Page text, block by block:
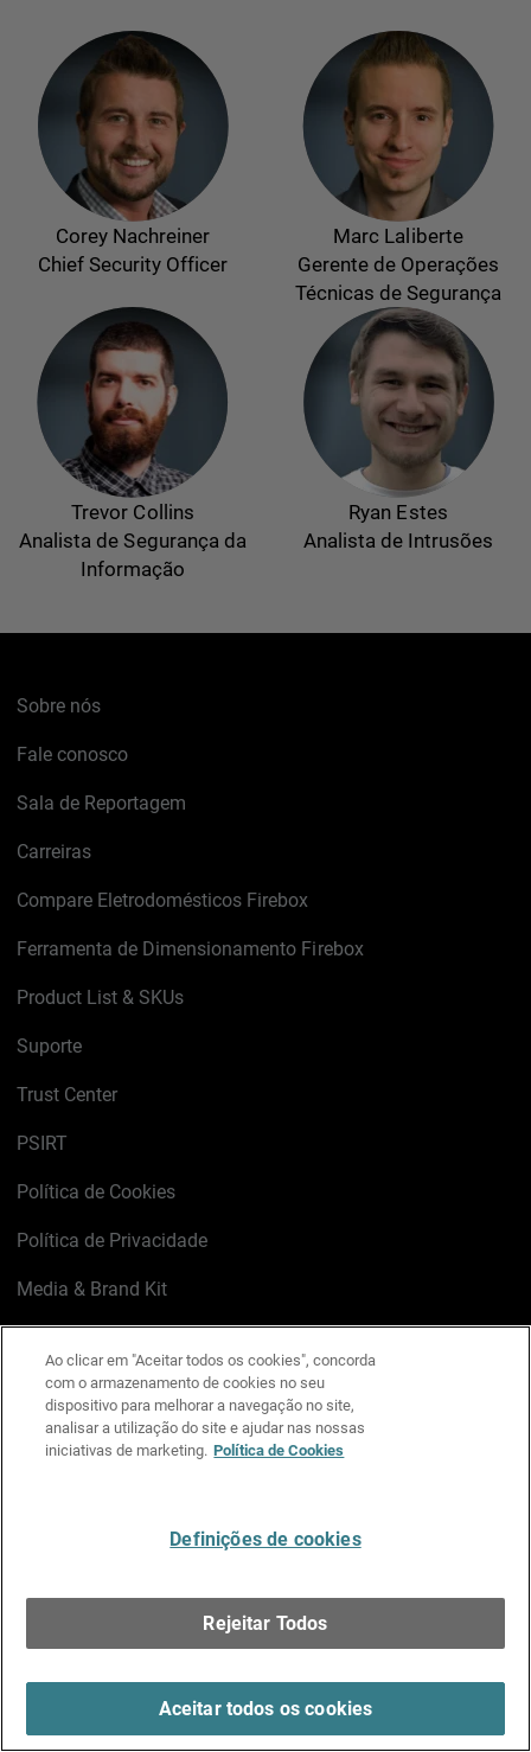
Corey Nachreiner
Chief Security Officer
Marc Laliberte
Gerente de Operações
Técnicas de Segurança
Trevor Collins
Analista de Segurança da
Informação
Ryan Estes
Analista de Intrusões
Sobre nós
Fale conosco
Sala de Reportagem
Carreiras
Compare Eletrodomésticos Firebox
Ferramenta de Dimensionamento Firebox
Product List & SKUs
Suporte
Trust Center
PSIRT
Política de Cookies
Política de Privacidade
Media & Brand Kit
LinkedIn
X FacebookInstagram
YouTube
Ao clicar em "Aceitar todos os cookies", concorda
com o armazenamento de cookies no seu
dispositivo para melhorar a navegação no site,
analisar a utilização do site e ajudar nas nossas
iniciativas de marketing. Política de Cookies
Definições de cookies
Rejeitar Todos
Aceitar todos os cookies